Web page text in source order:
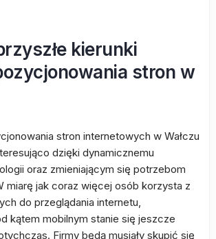
kierunki
stron w
stron internetowych w Wałczu
dzięki dynamicznemu
oraz zmieniającym się potrzebom
miarę jak coraz więcej osób korzysta z
do przeglądania internetu,
kątem mobilnym stanie się jeszcze
Firmy będą musiały skupić się